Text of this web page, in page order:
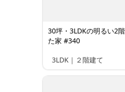
30坪・3LDKの明るい2
た家 #340
3LDK｜２階建て